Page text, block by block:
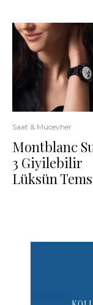
Saat & Mücevher
Montblanc
3 Giyilebilir
Lüksün